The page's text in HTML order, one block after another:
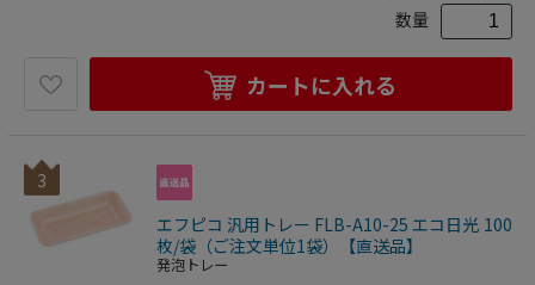
数量
カートに入れる
3
エフピコ 汎用トレー FLB-A10-25 エコ日光 100
枚/袋（ご注文単位1袋）【直送品】
発泡トレー